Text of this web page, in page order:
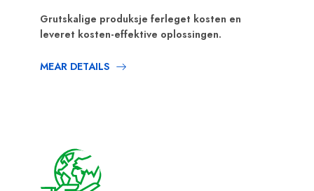
Grutskalige produksje ferleget kosten en
leveret kosten-effektive oplossingen.
MEAR DETAILS